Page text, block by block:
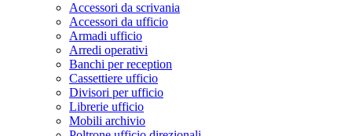
Accessori da scrivania
Accessori da ufficio
Armadi ufficio
Arredi operativi
Banchi per reception
Cassettiere ufficio
Divisori per ufficio
Librerie ufficio
Mobili archivio